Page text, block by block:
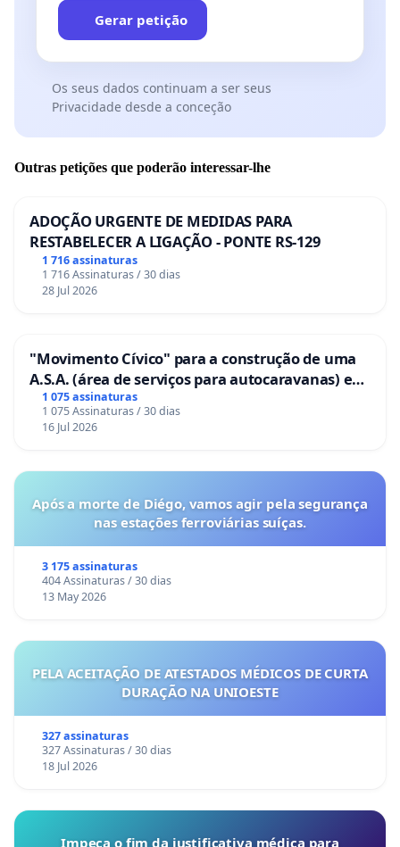
Gerar petição
Os seus dados continuam a ser seus
Privacidade desde a conceção
Outras petições que poderão interessar-lhe
ADOÇÃO URGENTE DE MEDIDAS PARA
RESTABELECER A LIGAÇÃO - PONTE RS-129
1 716 assinaturas
1 716 Assinaturas / 30 dias
28 Jul 2026
"Movimento Cívico" para a construção de uma
A.S.A. (área de serviços para autocaravanas) em
Coimbra
1 075 assinaturas
1 075 Assinaturas / 30 dias
16 Jul 2026
Após a morte de Diégo, vamos agir pela segurança
nas estações ferroviárias suíças.
3 175 assinaturas
404 Assinaturas / 30 dias
13 May 2026
PELA ACEITAÇÃO DE ATESTADOS MÉDICOS DE CURTA
DURAÇÃO NA UNIOESTE
327 assinaturas
327 Assinaturas / 30 dias
18 Jul 2026
Impeça o fim da justificativa médica para